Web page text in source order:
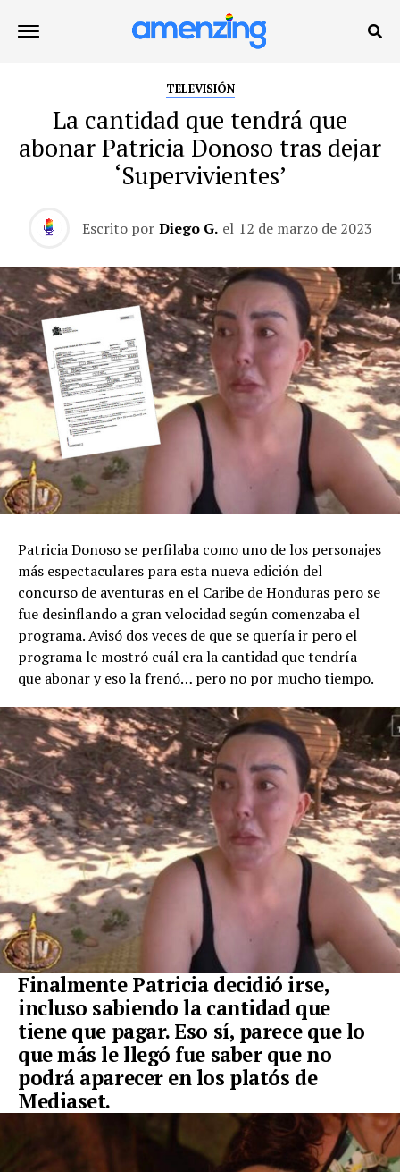
TELEVISIÓN
La cantidad que tendrá que
abonar Patricia Donoso tras dejar
‘Supervivientes’
Escrito por Diego G. el 12 de marzo de 2023
Patricia Donoso se perfilaba como uno de los personajes
más espectaculares para esta nueva edición del
concurso de aventuras en el Caribe de Honduras pero se
fue desinflando a gran velocidad según comenzaba el
programa. Avisó dos veces de que se quería ir pero el
programa le mostró cuál era la cantidad que tendría
que abonar y eso la frenó… pero no por mucho tiempo.
Finalmente Patricia decidió irse,
incluso sabiendo la cantidad que
tiene que pagar. Eso sí, parece que lo
que más le llegó fue saber que no
podrá aparecer en los platós de
Mediaset.